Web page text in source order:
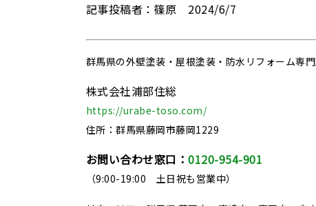
記事投稿者：篠原 2024/6/7
群馬県の外壁塗装・屋根塗装・防水リフォーム専
株式会社浦部住総
https://urabe-toso.com/
住所：群馬県藤岡市藤岡1229
お問い合わせ窓口： 0120-954-901
（9:00-19:00 土日祝も営業中）